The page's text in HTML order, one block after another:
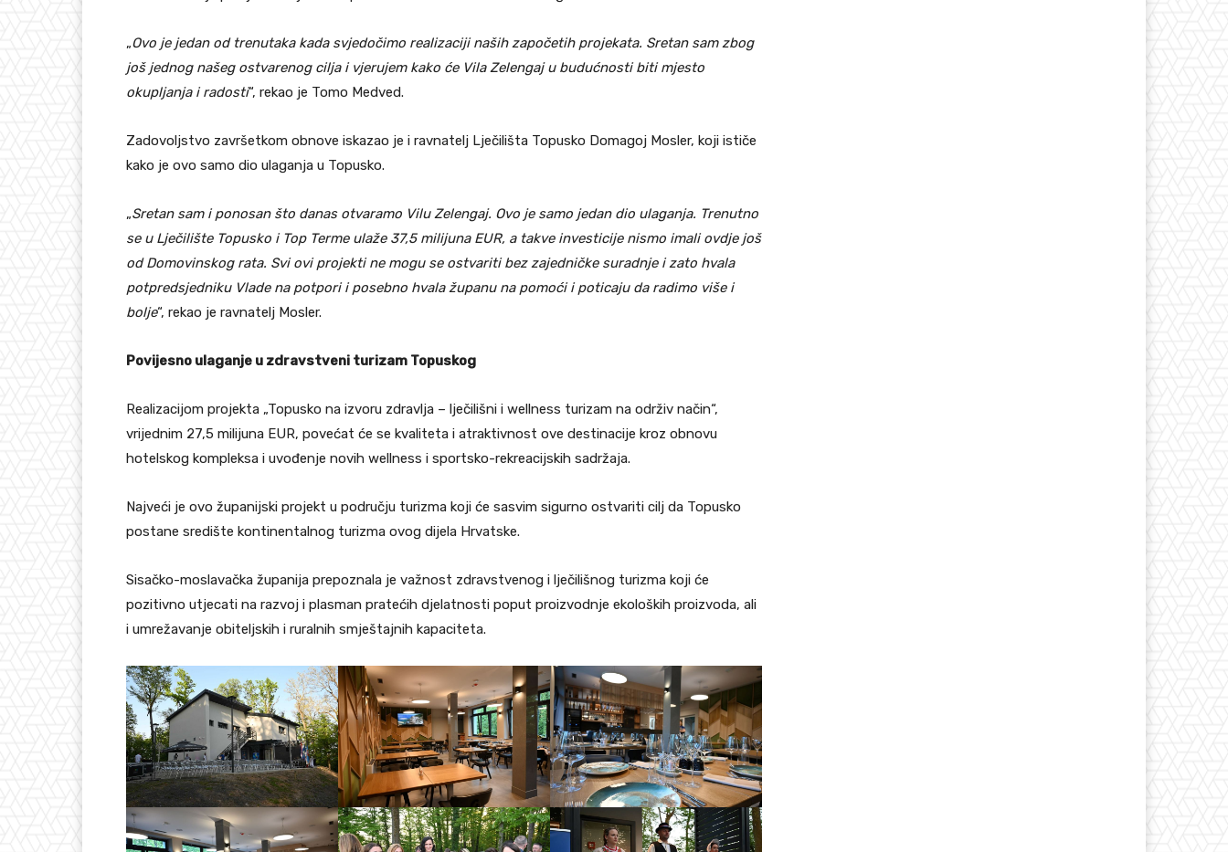
„Ovo je jedan od trenutaka kada svjedočimo realizaciji naših započetih projekata. Sretan sam zbog
još jednog našeg ostvarenog cilja i vjerujem kako će Vila Zelengaj u budućnosti biti mjesto
okupljanja i radosti“, rekao je Tomo Medved.
Zadovoljstvo završetkom obnove iskazao je i ravnatelj Lječilišta Topusko Domagoj Mosler, koji ističe
kako je ovo samo dio ulaganja u Topusko.
„Sretan sam i ponosan što danas otvaramo Vilu Zelengaj. Ovo je samo jedan dio ulaganja. Trenutno
se u Lječilište Topusko i Top Terme ulaže 37,5 milijuna EUR, a takve investicije nismo imali ovdje još
od Domovinskog rata. Svi ovi projekti ne mogu se ostvariti bez zajedničke suradnje i zato hvala
potpredsjedniku Vlade na potpori i posebno hvala županu na pomoći i poticaju da radimo više i
bolje“, rekao je ravnatelj Mosler.
Povijesno ulaganje u zdravstveni turizam Topuskog
Realizacijom projekta „Topusko na izvoru zdravlja – lječilišni i wellness turizam na održiv način“,
vrijednim 27,5 milijuna EUR, povećat će se kvaliteta i atraktivnost ove destinacije kroz obnovu
hotelskog kompleksa i uvođenje novih wellness i sportsko-rekreacijskih sadržaja.
Najveći je ovo županijski projekt u području turizma koji će sasvim sigurno ostvariti cilj da Topusko
postane središte kontinentalnog turizma ovog dijela Hrvatske.
Sisačko-moslavačka županija prepoznala je važnost zdravstvenog i lječilišnog turizma koji će
pozitivno utjecati na razvoj i plasman pratećih djelatnosti poput proizvodnje ekoloških proizvoda, ali
i umrežavanje obiteljskih i ruralnih smještajnih kapaciteta.